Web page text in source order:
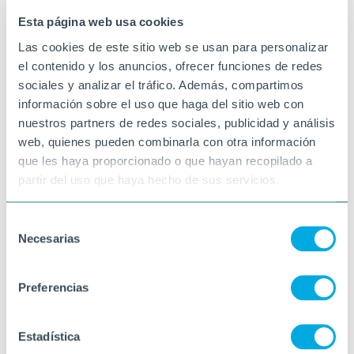
Esta página web usa cookies
Las cookies de este sitio web se usan para personalizar
el contenido y los anuncios, ofrecer funciones de redes
sociales y analizar el tráfico. Además, compartimos
información sobre el uso que haga del sitio web con
nuestros partners de redes sociales, publicidad y análisis
web, quienes pueden combinarla con otra información
que les haya proporcionado o que hayan recopilado a
partir del uso que haya hecho de sus servicios.
Necesarias
Preferencias
Estadística